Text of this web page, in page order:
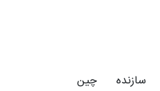
سازنده
چین